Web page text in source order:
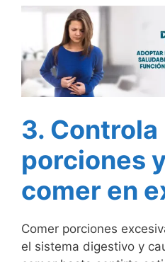
3. Controla
porciones
comer en
Comer porciones
el sistema digestivo y